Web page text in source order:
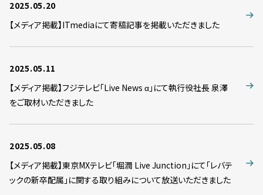
2025.05.20
【メディア掲載】ITmediaにて寄稿記事を掲載いただきました
2025.05.11
【メディア掲載】フジテレビ「Live News α」にて執行役社長 泉澤
をご取材いただきました
2025.05.08
【メディア掲載】東京MXテレビ「堀潤 Live Junction」にて「レバテ
ックの新卒配属」に関する取り組みについて放送いただきました